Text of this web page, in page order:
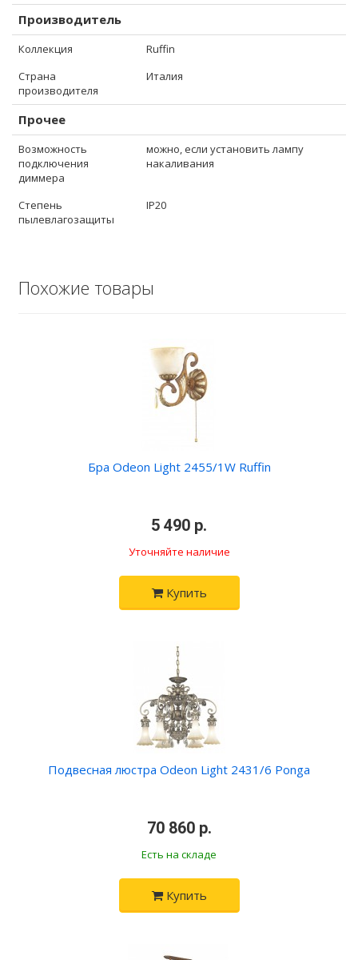
Производитель
Коллекция
Ruffin
Страна
производителя
Италия
Прочее
Возможность
подключения
диммера
можно, если установить лампу
накаливания
Степень
пылевлагозащиты
IP20
Похожие товары
Бра Odeon Light 2455/1W Ruffin
5 490 р.
Уточняйте наличие
Купить
Подвесная люстра Odeon Light 2431/6 Ponga
70 860 р.
Есть на складе
Купить